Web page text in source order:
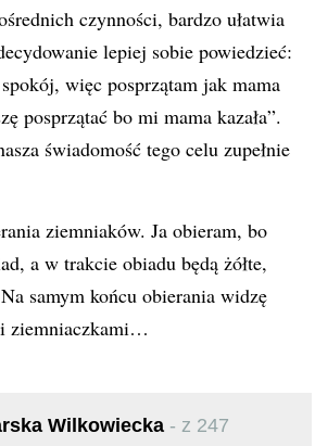
czynności, bardzo ułatwia
lepiej sobie powiedzieć:
więc posprzątam jak mama
posprzątać bo mi mama kazała”.
świadomość tego celu zupełnie
ziemniaków. Ja obieram, bo
a w trakcie obiadu będą żółte,
samym końcu obierania widzę
ziemniaczkami…
Wilkowiecka - z 247